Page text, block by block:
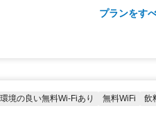
通信環境の良い無料Wi-Fiあり 無料
プランをす
境の良い無料Wi-Fiあり 無料WiFi 飲